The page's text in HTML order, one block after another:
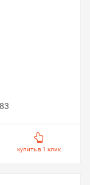
купить в 1 клик